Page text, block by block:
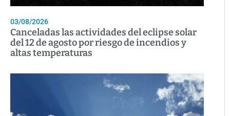
03/08/2026
Canceladas las actividades del eclipse solar
del 12 de agosto por riesgo de incendios y
altas temperaturas